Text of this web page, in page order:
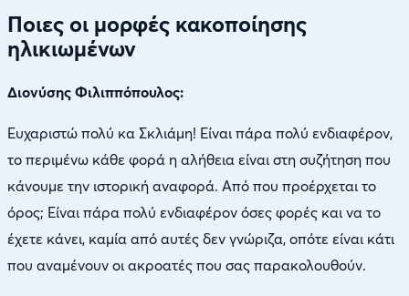
Ποιες οι μορφές κακοποίησης
ηλικιωμένων
Διονύσης Φιλιππόπουλος:
Ευχαριστώ πολύ κα Σκλιάμη! Είναι πάρα πολύ ενδιαφέρον,
το περιμένω κάθε φορά η αλήθεια είναι στη συζήτηση που
κάνουμε την ιστορική αναφορά. Από που προέρχεται το
όρος; Είναι πάρα πολύ ενδιαφέρον όσες φορές και να το
έχετε κάνει, καμία από αυτές δεν γνώριζα, οπότε είναι κάτι
που αναμένουν οι ακροατές που σας παρακολουθούν.